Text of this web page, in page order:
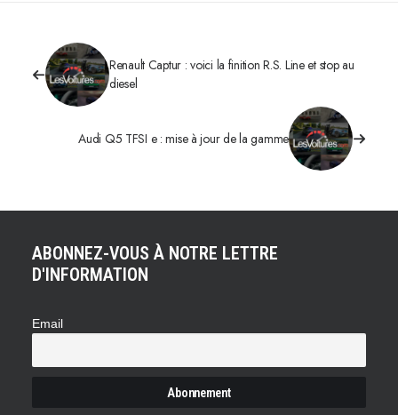
Renault Captur : voici la finition R.S. Line et stop au
diesel
Audi Q5 TFSI e : mise à jour de la gamme
ABONNEZ-VOUS À NOTRE LETTRE
D'INFORMATION
Email